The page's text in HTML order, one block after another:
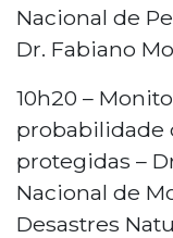
Nacional de
Dr. Fabiano
10h20 –
probabilidade
protegidas –
Nacional de
Desastres